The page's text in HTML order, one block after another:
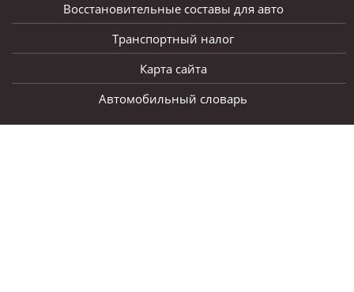
Восстановительные составы для авто
Транспортный налог
Карта сайта
Автомобильный словарь